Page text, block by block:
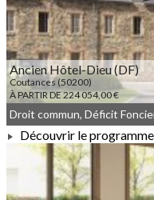
Ancien Hôtel-Dieu (DF)
Coutances (50200)
À PARTIR DE 224 054,00 €
À PARTIR DE 224
Droit commun, Déficit
Découvrir le programme